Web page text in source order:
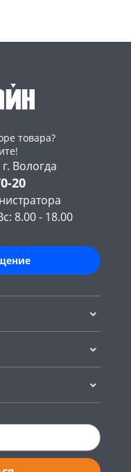
товара?
Вологда
20
8.00 - 18.00